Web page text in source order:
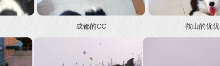
成都的CC 鞍山的优优